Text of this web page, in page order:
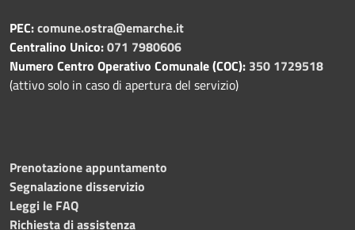
PEC:comune.ostra@emarche.it
Centralino Unico:071 7980606
Numero Centro Operativo Comunale (COC): 350 1729518
(attivo solo in caso di apertura del servizio)
Prenotazione appuntamento
Segnalazione disservizio
Leggi le FAQ
Richiesta di assistenza